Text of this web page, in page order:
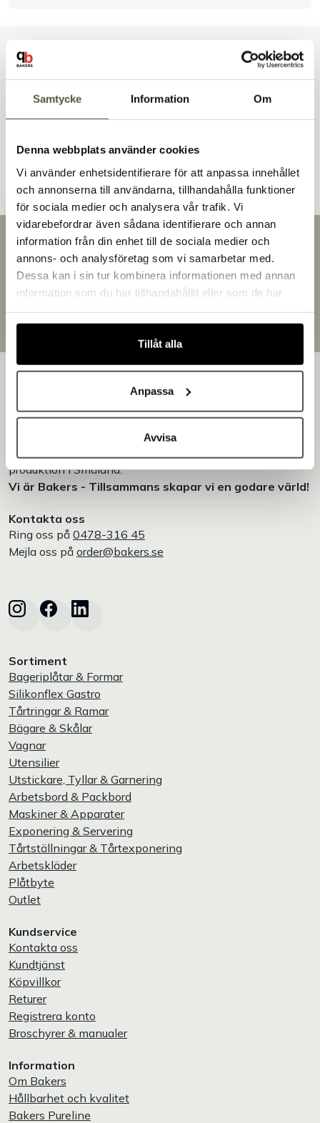
Samtycke Information Om
Denna webbplats använder cookies
Vi använder enhetsidentifierare för att anpassa innehållet
och annonserna till användarna, tillhandahålla funktioner
för sociala medier och analysera vår trafik. Vi
vidarebefordrar även sådana identifierare och annan
information från din enhet till de sociala medier och
annons- och analysföretag som vi samarbetar med.
Dessa kan i sin tur kombinera informationen med annan
information som du har tillhandahållit eller som de har
Tillåt alla
Anpassa
Avvisa
Liknande produkter
Andra kunder tittade även på
Snabb leverans
Leverans inom 3-5 arbetsdagar.
Brett sortiment
Över 30 000 produkter
Egen produktion
Designat och tillverkat i Småland
Bakers är en helhetsleverantör av professionell
utrustning för bageri, konditori och restaurang – med egen
produktion i Småland.
Vi är Bakers - Tillsammans skapar vi en godare värld!
Kontakta oss
Ring oss på 0478-316 45
Mejla oss på order@bakers.se
Sortiment
Bageriplåtar & Formar
Silikonflex Gastro
Tårtringar & Ramar
Bägare & Skålar
Vagnar
Utensilier
Utstickare, Tyllar & Garnering
Arbetsbord & Packbord
Maskiner & Apparater
Exponering & Servering
Tårtställningar & Tårtexponering
Arbetskläder
Plåtbyte
Outlet
Kundservice
Kontakta oss
Kundtjänst
Köpvillkor
Returer
Registrera konto
Broschyrer & manualer
Information
Om Bakers
Hållbarhet och kvalitet
Bakers Pureline
Välkommen till Bakers!
Handlar du som företag eller privatperson?
Fortsätt som privatperson